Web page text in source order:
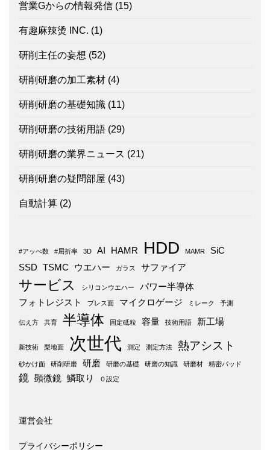
営業Gからの情報発信 (15)
有趣麻辣烫 INC. (1)
研削主任の妄想 (52)
研削研磨の加工素材 (4)
研削研磨の基礎知識 (11)
研削研磨の技術用語 (29)
研削研磨の業界ニュース (21)
研削研磨の疑問部屋 (43)
自動計算 (2)
#アッべ数 #屈折率 3D AI HAMR HDD MAMR
SiC
SSD
TSMC ウエハー ガラス サファイア
サービス シリコンウエハー
パワー半導体
フォトレジスト
プレス面 マイクロゲージ ミレーク 予測
伝え方 共育 半導体 固定砥粒 容量 技術用語 新工場
新技術 梨地面 次世代 測定 測定方法 熱アシスト
砂かけ面 研削研磨 研磨 研磨の基礎 研磨の知識 研磨材 精密パッド
鏡 顕微鏡 鱗取り ０設定
運営会社
プライバシーポリシー